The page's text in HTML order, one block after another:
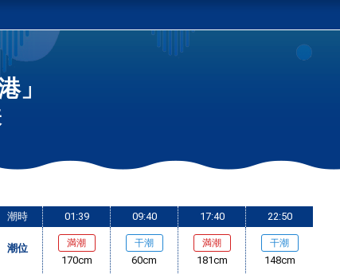
」
潮時
潮位
01:39
満潮
170cm
09:40
干潮
60cm
17:40
満潮
181cm
22:50
干潮
148cm